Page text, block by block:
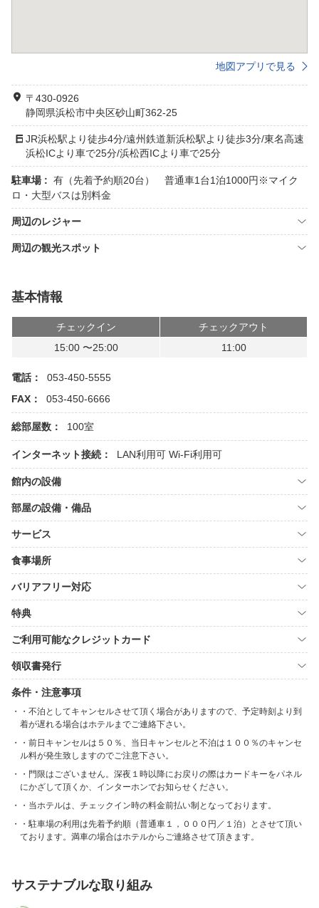
地図アプリで見る
〒430-0926
静岡県浜松市中央区砂山町362-25
JR浜松駅より徒歩4分/遠州鉄道新浜松駅より徒歩3分/東名高速
浜松ICより車で25分/浜松西ICより車で25分
駐車場 : 有（先着予約順20台） 普通車1台1泊1000円※マイク
ロ・大型バスは別料金
周辺のレジャー
周辺の観光スポット
基本情報
チェックイン
チェックアウト
15:00 〜25:00
11:00
電話：
053-450-5555
FAX：
053-450-6666
総部屋数： 100室
インターネット接続： LAN利用可 Wi-Fi利用可
館内の設備
部屋の設備・備品
サービス
食事場所
バリアフリー対応
特典
ご利用可能なクレジットカード
領収書発行
条件・注意事項
・不泊としてキャンセルさせて頂く場合がありますので、予定時刻より到
着が遅れる場合はホテルまでご連絡下さい。
・前日キャンセルは５０％、当日キャンセルと不泊は１００％のキャンセ
ル料が発生致しますのでご注意下さい。
・門限はございません。深夜１時以降にお戻りの際はカードキーをパネル
にかざして頂くか、インターホンでお知らせください。
・当ホテルは、チェックイン時の料金前払い制となっております。
・駐車場の利用は先着予約順（普通車１，０００円／１泊）とさせて頂い
ております。満車の場合はホテルからご連絡させて頂きます。
サステナブルな取り組み